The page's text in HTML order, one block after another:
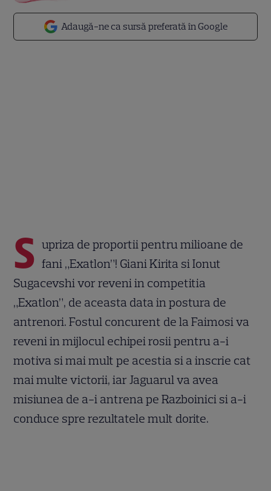
Adaugă-ne ca sursă preferată în Google
S upriza de proportii pentru milioane de
fani „Exatlon”! Giani Kirita si Ionut
Sugacevshi vor reveni in competitia
„Exatlon”, de aceasta data in postura de
antrenori. Fostul concurent de la Faimosi va
reveni in mijlocul echipei rosii pentru a-i
motiva si mai mult pe acestia si a inscrie cat
mai multe victorii, iar Jaguarul va avea
misiunea de a-i antrena pe Razboinici si a-i
conduce spre rezultatele mult dorite.